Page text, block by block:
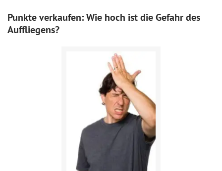
Punkte verkaufen: Wie hoch ist die Gefahr des
Auffliegens?